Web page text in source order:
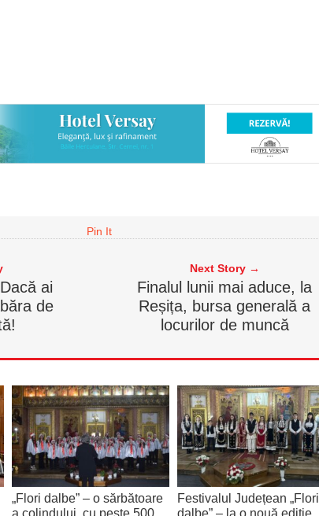
Pin It
ai
de
Next Story →
Finalul lunii mai aduce, la
Reșița, bursa generală a
locurilor de muncă
„Flori dalbe” – o sărbătoare
a colindului, cu peste 500
Festivalul Județean „Flori
dalbe” – la o nouă ediție